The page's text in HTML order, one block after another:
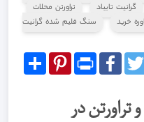
گرانیت تایباد
تراورتن محلات
خرید
سنگ فلیم شده گرانیت
Share
Pinterest Print
Facebook
در